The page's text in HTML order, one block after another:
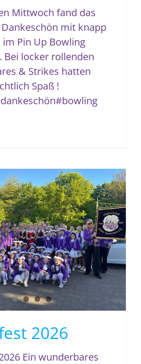
Mittwoch fand das
mit knapp
im Pin Up Bowling
Bei locker rollenden
& Strikes hatten
Spaß !
Blütenfest 2026
2026
Ein wunderbares